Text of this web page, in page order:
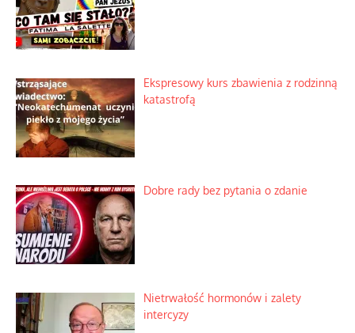
Ekspresowy kurs zbawienia z rodzinną
katastrofą
Dobre rady bez pytania o zdanie
Nietrwałość hormonów i zalety
intercyzy